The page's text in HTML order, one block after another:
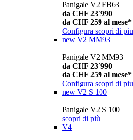
Panigale V2 FB63
da CHF 23´990
da CHF 259 al mese*
Configura scopri di piu
new V2 MM93
Panigale V2 MM93
da CHF 23´990
da CHF 259 al mese*
Configura scopri di piu
new V2 S 100
Panigale V2 S 100
scopri di più
V4